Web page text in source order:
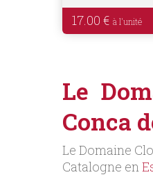
17.00 €
Le
Conca
Le Domaine
Catalogne en